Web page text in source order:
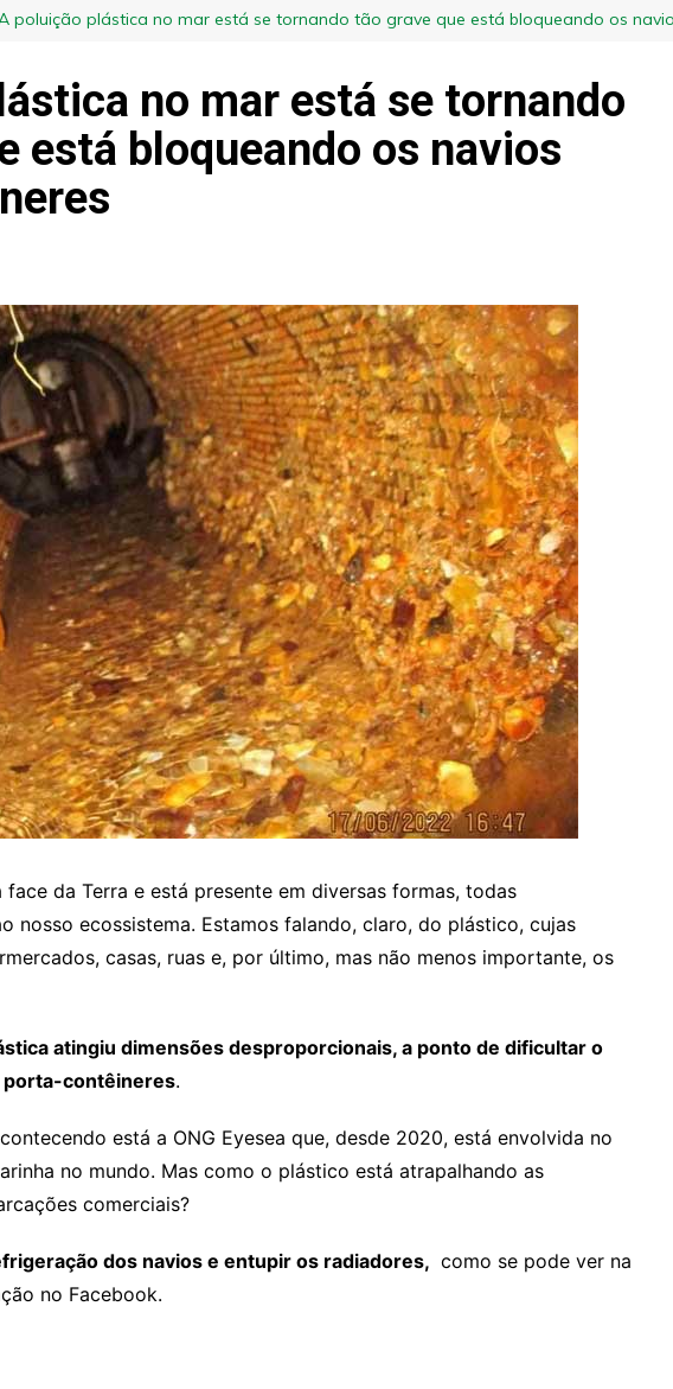
poluição plástica no mar está se tornando tão grave que está bloqueando os
no mar está se tornando
está bloqueando os navios
da Terra e está presente em diversas formas, todas
nosso ecossistema. Estamos falando, claro, do plástico, cujas
casas, ruas e, por último, mas não menos importante, os
atingiu dimensões desproporcionais, a ponto de dificultar o
porta-contêineres.
está a ONG Eyesea que, desde 2020, está envolvida no
no mundo. Mas como o plástico está atrapalhando as
comerciais?
dos navios e entupir os radiadores, como se pode ver na
no Facebook.